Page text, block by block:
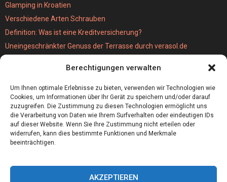
Berechtigungen verwalten
Um Ihnen optimale Erlebnisse zu bieten, verwenden wir Technologien wie
Cookies, um Informationen über Ihr Gerät zu speichern und/oder darauf
zuzugreifen. Die Zustimmung zu diesen Technologien ermöglicht uns
die Verarbeitung von Daten wie Ihrem Surfverhalten oder eindeutigen IDs
auf dieser Website. Wenn Sie Ihre Zustimmung nicht erteilen oder
widerrufen, kann dies bestimmte Funktionen und Merkmale
beeinträchtigen.
AKZEPTIEREN
Glamping in Kroatien
Verschiedene Arten Schrauben
Definition: Was ist eine Kreditversicherung?
Uneingeschränkter Genuss der Terrasse durch verasol.de
Wie schwer ist eigentlich eine MPU?
Hochzeitslocation München